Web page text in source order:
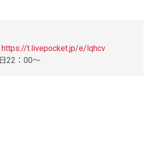
https://t.livepocket.jp/e/lqhcv
22：00～